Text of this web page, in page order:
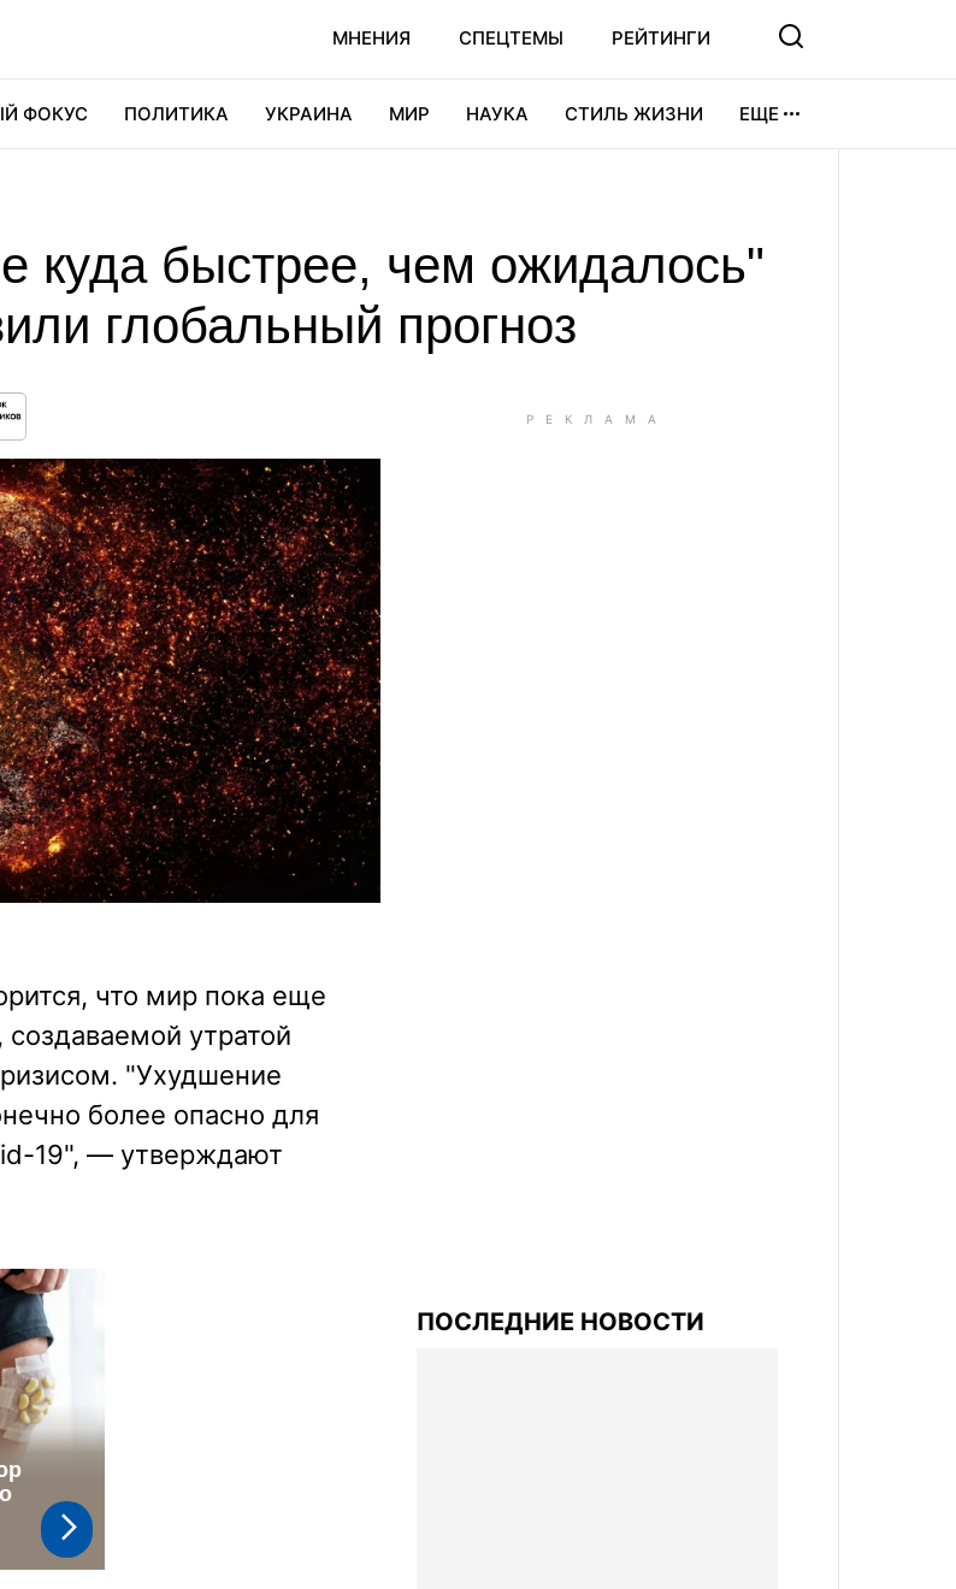
МНЕНИЯ СПЕЦТЕМЫ РЕЙТИНГИ
ФОКУС ПОЛИТИКА УКРАИНА МИР НАУКА СТИЛЬ ЖИЗНИ ЕЩЕ
куда быстрее, чем ожидалось"
глобальный прогноз
что мир пока еще
утратой
"Ухудшение
более опасно для
19", — утверждают
ПОСЛЕДНИЕ НОВОСТИ